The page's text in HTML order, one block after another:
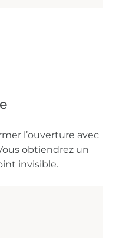
l’ouverture avec
obtiendrez un
invisible.